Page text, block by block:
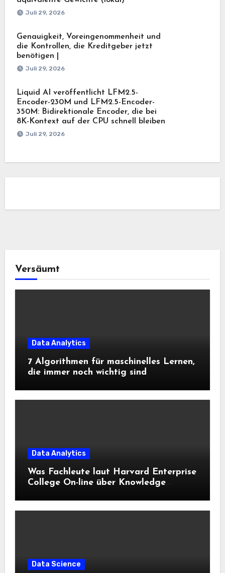
Juli 29, 2026
Genauigkeit, Voreingenommenheit und
die Kontrollen, die Kreditgeber jetzt
benötigen |
Juli 29, 2026
Liquid AI veröffentlicht LFM2.5-
Encoder-230M und LFM2.5-Encoder-
350M: Bidirektionale Encoder, die bei
8K-Kontext auf der CPU schnell bleiben
Juli 29, 2026
Versäumt
Data Analytics
7 Algorithmen für maschinelles Lernen,
die immer noch wichtig sind
Data Analytics
Was Fachleute laut Harvard Enterprise
College On-line über Knowledge
Data Science